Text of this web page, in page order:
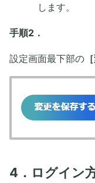
します。
手順2．
設定画面最下部の
4．ログイン